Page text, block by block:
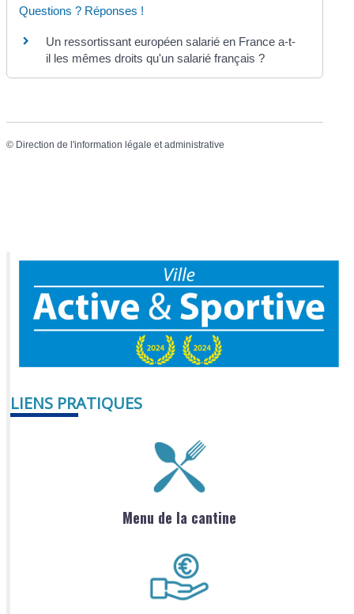
Questions ? Réponses !
Un ressortissant européen salarié en France a-t-
il les mêmes droits qu'un salarié français ?
© Direction de l'information légale et administrative
LIENS PRATIQUES
Menu de la cantine